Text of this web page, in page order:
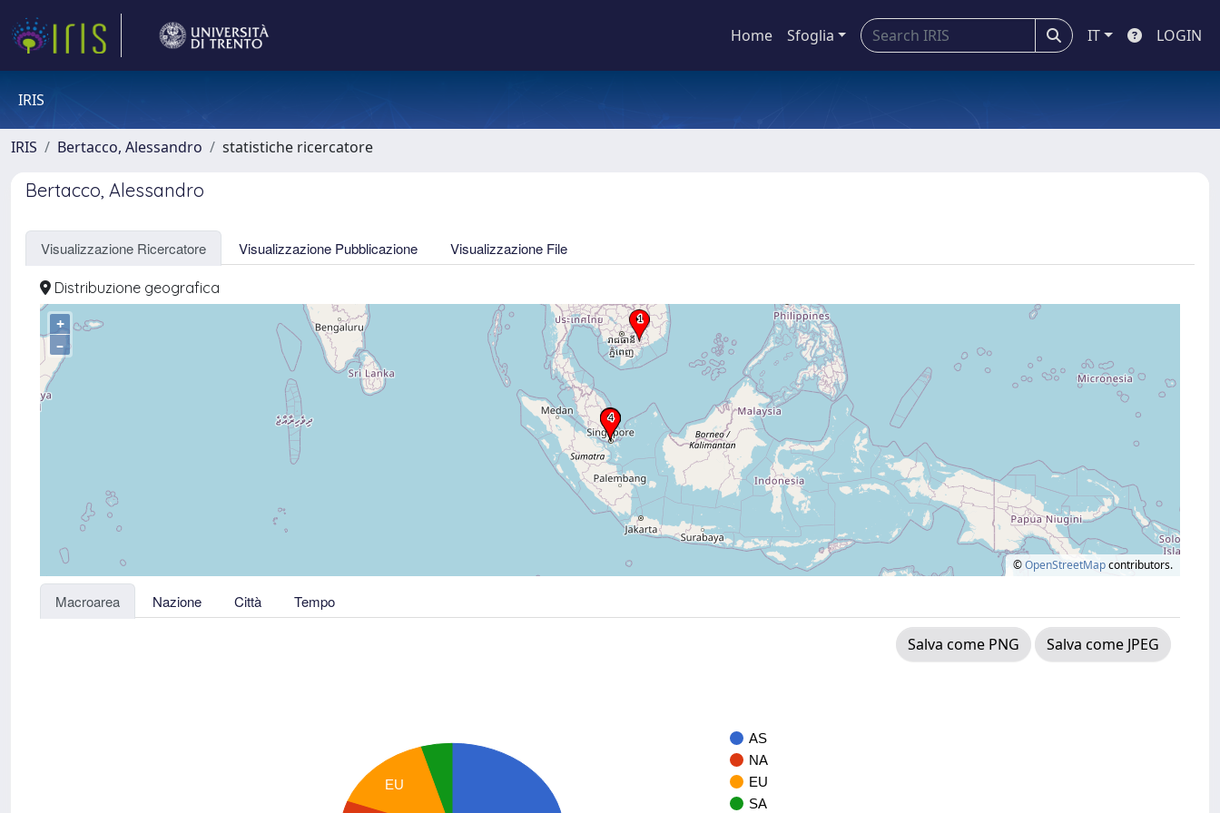
Home Sfoglia IT LOGIN
IRIS
IRIS Bertacco, Alessandro statistiche ricercatore
Bertacco, Alessandro
Visualizzazione Ricercatore Visualizzazione Pubblicazione Visualizzazione File
Distribuzione geografica
+
–
©OpenStreetMapcontributors.
Macroarea Nazione Città Tempo
Salva come PNG Salva come JPEG
AS
NA
EU
SA
EU